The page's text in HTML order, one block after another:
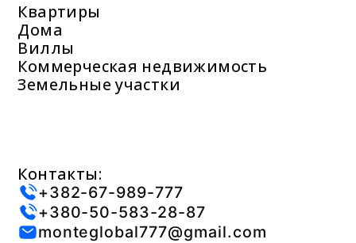
Квартиры
Дома
Виллы
Коммерческая недвижимость
Земельные участки
Контакты:
+382-67-989-777
+380-50-583-28-87
monteglobal777@gmail.com